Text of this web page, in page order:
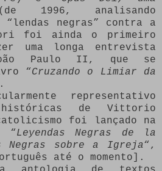
1996, analisando
“lendas negras” contra a
foi ainda o primeiro
uma longa entrevista
Paulo II, que se
“Cruzando o Limiar da
representativo
históricas de Vittorio
foi lançado na
“Leyendas Negras de la
Negras sobre a Igreja“,
até o momento].